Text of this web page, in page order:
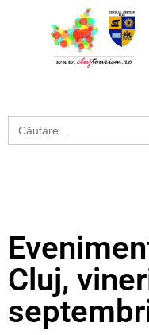
Search
for:
Cluj,